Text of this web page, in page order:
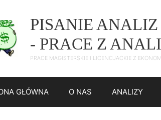
PISANIE
- PRACE Z
PRACE MAGISTERSKIE I LICENCJACKIE Z
GŁÓWNA O NAS ANALIZY